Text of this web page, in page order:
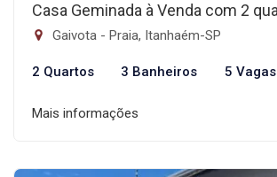
Casa Geminada à Venda com 2
Gaivota - Praia, Itanhaém-SP
2 Quartos 3 Banheiros 5 Vagas
Mais informações